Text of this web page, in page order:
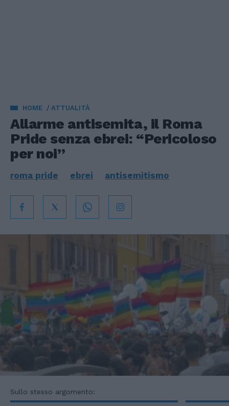
HOME ATTUALITÀ
Allarme antisemita, il Roma
Pride senza ebrei: “Pericoloso
per noi”
roma pride ebrei antisemitismo
Sullo stesso argomento: